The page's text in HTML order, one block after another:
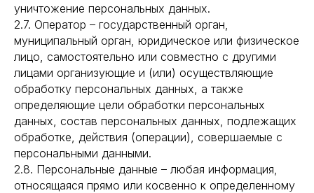
уничтожение персональных данных.
2.7. Оператор – государственный орган,
муниципальный орган, юридическое или физическое
лицо, самостоятельно или совместно с другими
лицами организующие и (или) осуществляющие
обработку персональных данных, а также
определяющие цели обработки персональных
данных, состав персональных данных, подлежащих
обработке, действия (операции), совершаемые с
персональными данными.
2.8. Персональные данные – любая информация,
относящаяся прямо или косвенно к определенному